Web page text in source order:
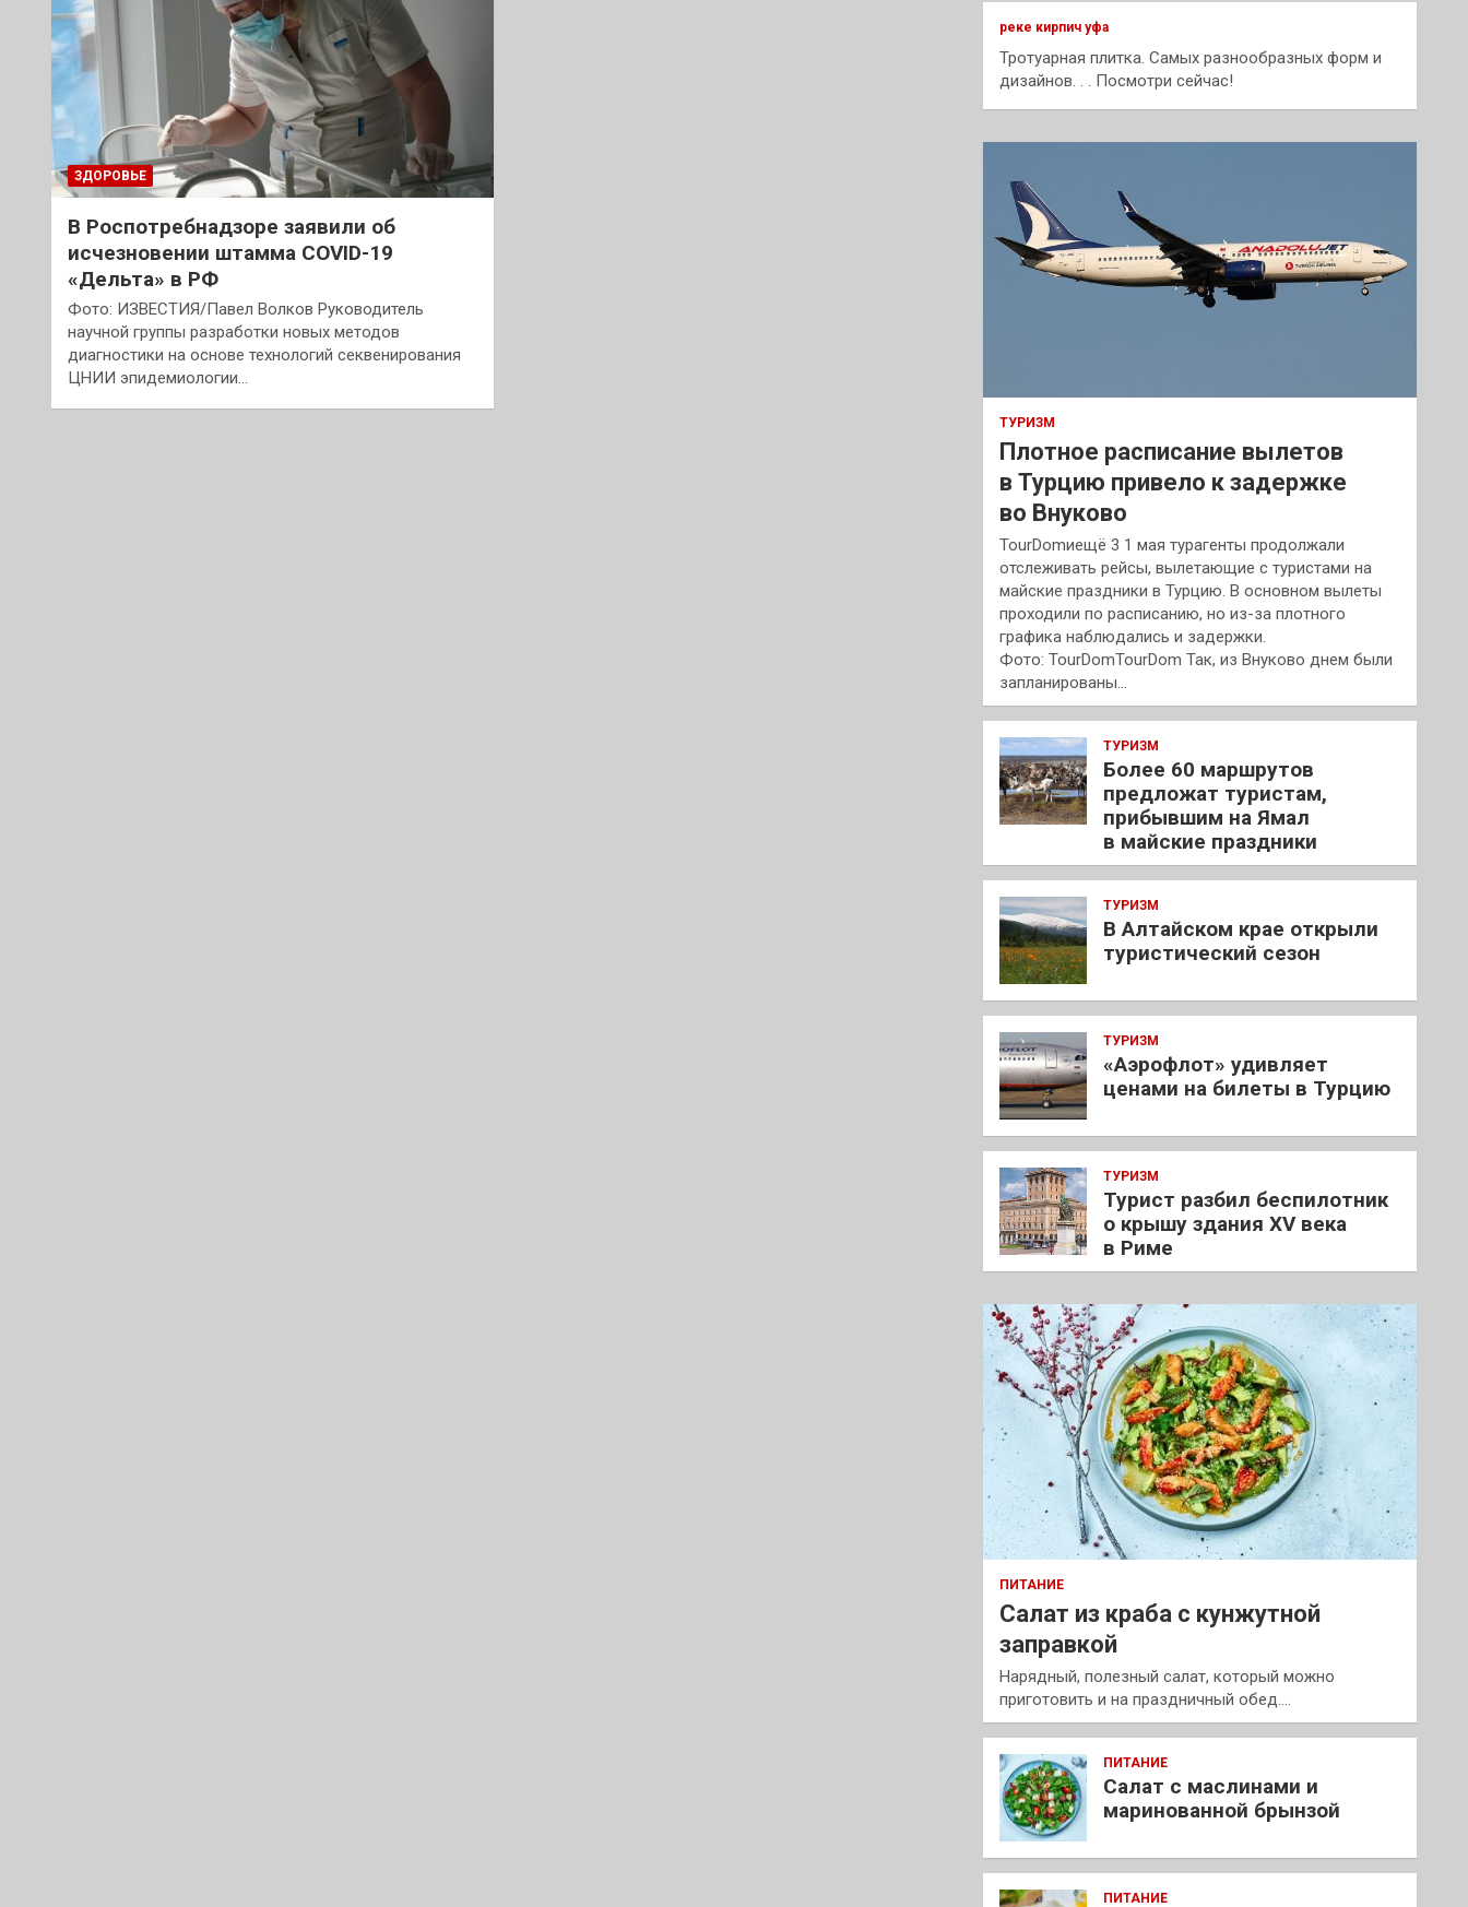
ЗДОРОВЬЕ
В Роспотребнадзоре заявили об
исчезновении штамма COVID-19
«Дельта» в РФ
Фото: ИЗВЕСТИЯ/Павел Волков Руководитель
научной группы разработки новых методов
диагностики на основе технологий секвенирования
ЦНИИ эпидемиологии…
к
реке кирпич уфа
Тротуарная плитка. Самых разнообразных форм и
дизайнов. . . Посмотри сейчас!
ТУРИЗМ
Плотное расписание вылетов
в Турцию привело к задержке
во Внуково
TourDomиещё 3 1 мая турагенты продолжали
отслеживать рейсы, вылетающие с туристами на
майские праздники в Турцию. В основном вылеты
проходили по расписанию, но из-за плотного
графика наблюдались и задержки.
Фото: TourDomTourDom Так, из Внуково днем были
запланированы…
ТУРИЗМ
Более 60 маршрутов
предложат туристам,
прибывшим на Ямал
в майские праздники
ТУРИЗМ
В Алтайском крае открыли
туристический сезон
ТУРИЗМ
«Аэрофлот» удивляет
ценами на билеты в Турцию
ТУРИЗМ
Турист разбил беспилотник
о крышу здания XV века
в Риме
ПИТАНИЕ
Салат из краба с кунжутной
заправкой
Нарядный, полезный салат, который можно
приготовить и на праздничный обед.…
ПИТАНИЕ
Салат с маслинами и
маринованной брынзой
ПИТАНИЕ